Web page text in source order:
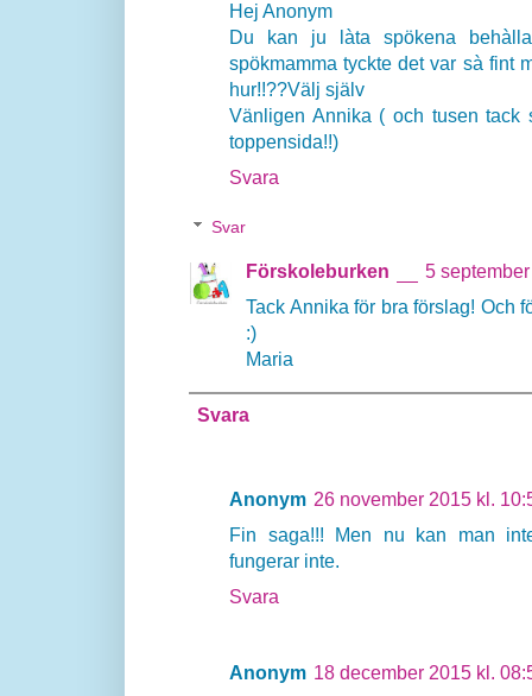
Hej Anonym
Du kan ju làta spökena
spökmamma tyckte det var sà fint
hur!!??Välj själv
Vänligen Annika ( och tusen tack
toppensida!!)
Svara
Svar
Förskoleburken
5
Tack Annika för bra förslag! Och
:)
Maria
Svara
Anonym 26 november 2015 kl.
Fin saga!!! Men nu kan man
fungerar inte.
Svara
Anonym 18 december 2015 kl.